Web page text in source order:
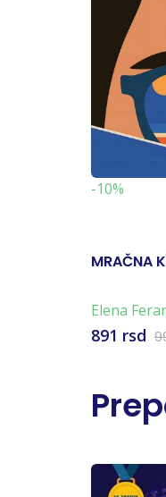
-10%
MRAČNA
Elena
891 rsd